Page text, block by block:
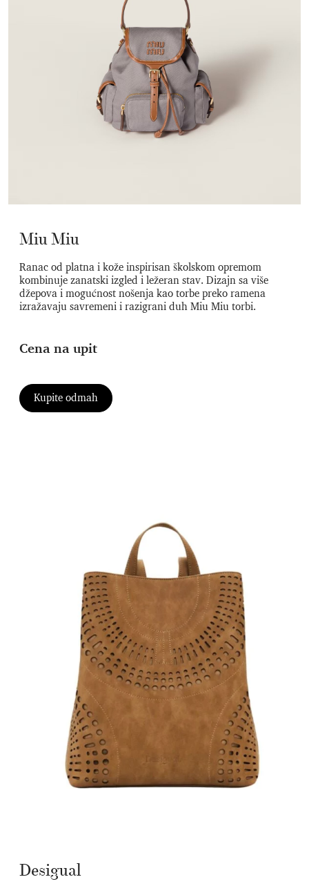
Miu Miu
Ranac od platna i kože inspirisan školskom opremom
kombinuje zanatski izgled i ležeran stav. Dizajn sa više
džepova i mogućnost nošenja kao torbe preko ramena
izražavaju savremeni i razigrani duh Miu Miu torbi.
Cena na upit
Kupite odmah
Desigual